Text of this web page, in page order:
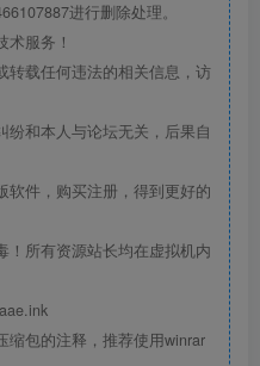
进行删除处理。
服务！
转载任何违法的相关信息，访
纷和本人与论坛无关，后果自
软件，购买注册，得到更好的
！所有资源站长均在虚拟机内
缩包的注释，推荐使用winrar